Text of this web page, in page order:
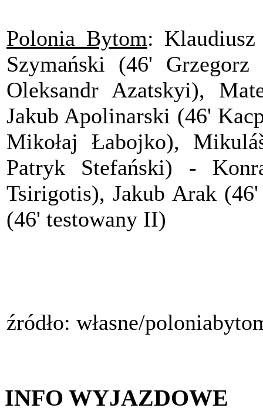
Polonia Bytom:
Szymański (46'
Oleksandr Azatskyi),
Jakub Apolinarski (46'
Mikołaj Łabojko),
Patryk Stefański) -
Tsirigotis), Jakub Arak
(46' testowany II)
źródło: własne/
INFO WYJAZDOWE